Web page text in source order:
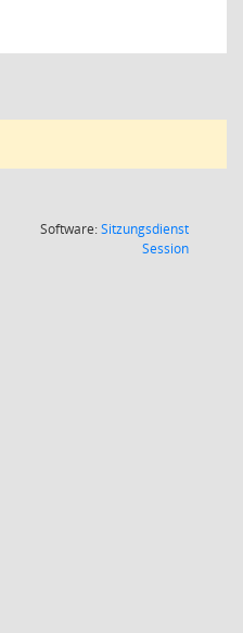
Software:Sitzungsdienst
Session(Wird in